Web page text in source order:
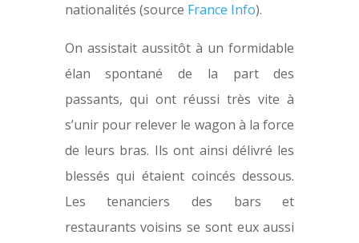
nationalités (source France Info).
On assistait aussitôt à un formidable
élan spontané de la part des
passants, qui ont réussi très vite à
s’unir pour relever le wagon à la force
de leurs bras. Ils ont ainsi délivré les
blessés qui étaient coincés dessous.
Les tenanciers des bars et
restaurants voisins se sont eux aussi